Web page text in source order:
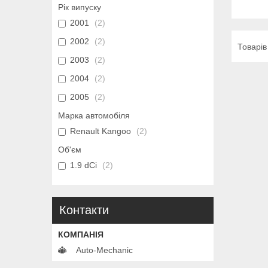
Рік випуску
2001
2
2002
2
2003
2
2004
2
2005
2
Марка автомобіля
Renault Kangoo
2
Об'єм
1.9 dCi
2
Контакти
Auto-Mechanic